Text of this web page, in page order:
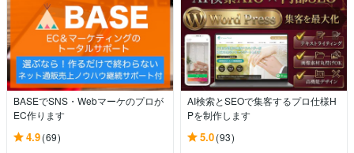
BASEでSNS・Webマーケのプロが
EC作ります
4.9(69)
AI検索とSEOで集客するプロ仕様H
Pを制作します
5.0(93)